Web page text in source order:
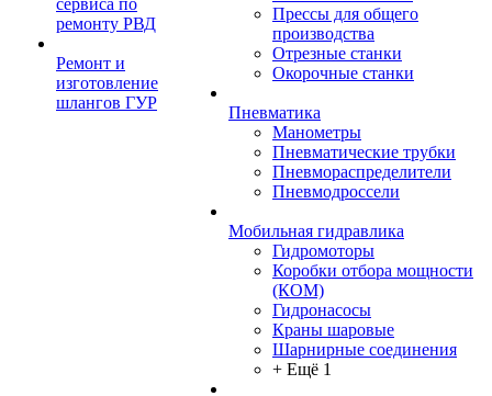
сервиса по
ремонту РВД
Ремонт и
изготовление
шлангов ГУР
Прессы для общего
производства
Отрезные станки
Окорочные станки
Пневматика
Манометры
Пневматические трубки
Пневмораспределители
Пневмодроссели
Мобильная гидравлика
Гидромоторы
Коробки отбора мощности
(КОМ)
Гидронасосы
Краны шаровые
Шарнирные соединения
+ Ещё 1